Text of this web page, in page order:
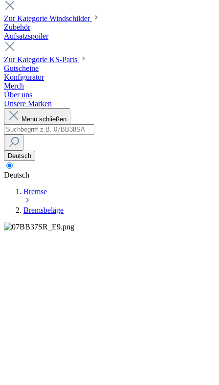
Zur Kategorie Windschilder
Zubehör
Aufsatzspoiler
Zur Kategorie KS-Parts
Gutscheine
Konfigurator
Merch
Über uns
Unsere Marken
Menü schließen
Deutsch
Deutsch
Bremse
Bremsbeläge